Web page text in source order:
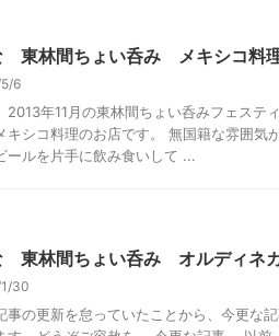
東林間ちょい呑み メキシコ料
6
2013年11月の東林間ちょい呑みフェステ
キシコ料理のお店です。 無国籍な雰囲気
ールを片手に飲み食いして ...
東林間ちょい呑み オルディネ
30
事の更新を怠っていたことから、今更な